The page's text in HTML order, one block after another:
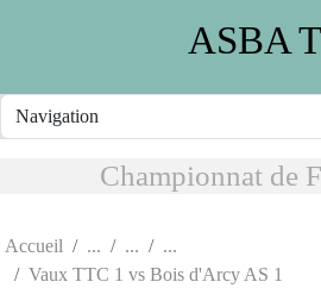
ASBA
Championnat de
Accueil
Vaux TTC 1 vs Bois d'Arcy AS 1